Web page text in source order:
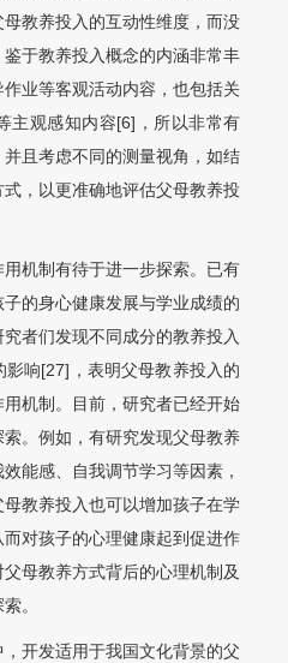
教养投入的互动性维度，而没
于教养投入概念的内涵非常丰
业等客观活动内容，也包括关
主观感知内容[6]，所以非常有
且考虑不同的测量视角，如结
，以更准确地评估父母教养投
机制有待于进一步探索。已有
的身心健康发展与学业成绩的
者们发现不同成分的教养投入
响[27]，表明父母教养投入的
机制。目前，研究者已经开始
。例如，有研究发现父母教养
能感、自我调节学习等因素，
教养投入也可以增加孩子在学
对孩子的心理健康起到促进作
母教养方式背后的心理机制及
。
开发适用于我国文化背景的父